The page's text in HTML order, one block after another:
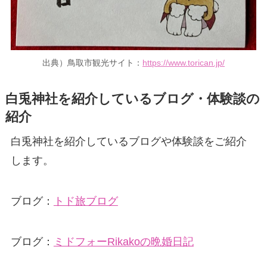
出典）鳥取市観光サイト： https://www.torican.jp/
白兎神社を紹介しているブログ・体験談の
紹介
白兎神社を紹介しているブログや体験談をご紹介
します。
ブログ： トド旅ブログ
ブログ： ミドフォーRikakoの晩婚日記